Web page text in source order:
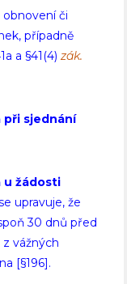
obnovení či
případně
a §41(4)zák.
při sjednání
u žádosti
upravuje, že
30 dnů před
vážných
[§196].